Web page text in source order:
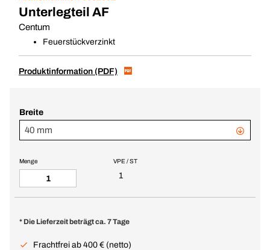
Unterlegteil AF
Centum
Feuerstückverzinkt
Produktinformation (PDF)
Breite
40 mm
VPE / ST
1
Menge
* Die Lieferzeit beträgt ca. 7 Tage
Frachtfrei ab 400 € (netto)